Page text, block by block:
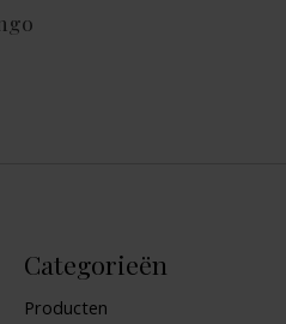
Categorieën
Producten